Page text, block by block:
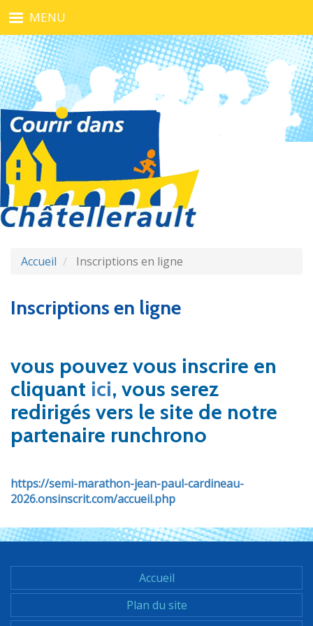
au
contenu
principal
MENU
Accueil Inscriptions en ligne
Inscriptions en ligne
vous pouvez vous inscrire en
cliquant ici, vous serez
redirigés vers le site de notre
partenaire runchrono
https://semi-marathon-jean-paul-cardineau-
2026.onsinscrit.com/accueil.php
Footer
menu
Accueil
Plan du site